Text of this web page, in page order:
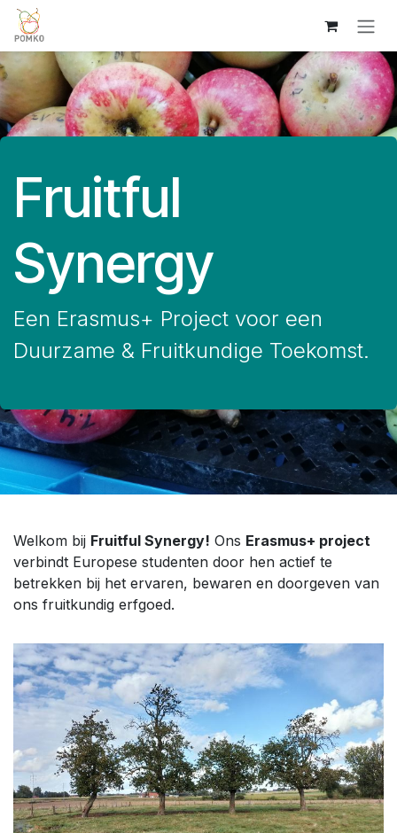
Overslaan naar inhoud
Fruitful
Synergy
Een Erasmus+ Project voor een
Duurzame & Fruitkundige Toekomst.
Welkom bij Fruitful Synergy! Ons Erasmus+ project
verbindt Europese studenten door hen actief te
betrekken bij het ervaren, bewaren en doorgeven van
ons fruitkundig erfgoed.